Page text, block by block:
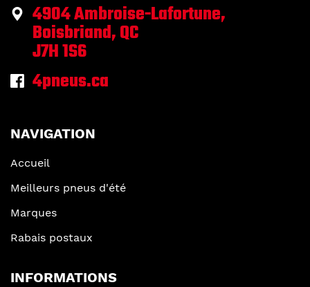
4904 Ambroise-Lafortune,
Boisbriand, QC
J7H 1S6
4pneus.ca
NAVIGATION
Accueil
Meilleurs pneus d'été
Marques
Rabais postaux
INFORMATIONS